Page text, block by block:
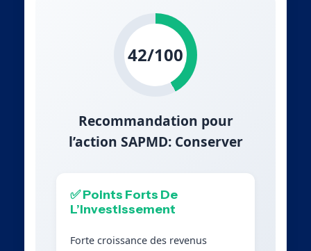
42/100
Recommandation pour
l’action SAPMD: Conserver
✅ Points Forts De
L’Investissement
Forte croissance des revenus